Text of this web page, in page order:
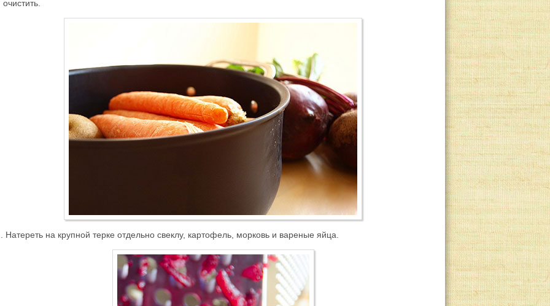
очистить.
Натереть на крупной терке отдельно свеклу, картофель, морковь и вареные яйца.